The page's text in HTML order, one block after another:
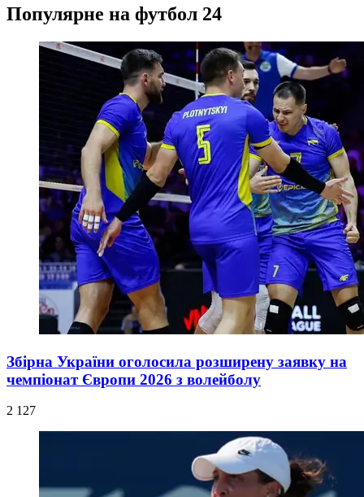
Популярне на футбол 24
Збірна України оголосила розширену заявку на
чемпіонат Європи 2026 з волейболу
2 127